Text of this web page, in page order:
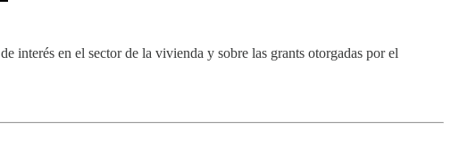
interés en el sector de la vivienda y sobre las grants otorgadas por el